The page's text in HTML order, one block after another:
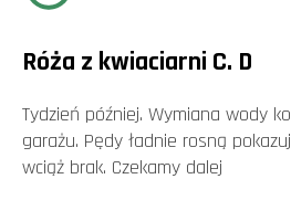
Róża z kwiaciarni C. D
Tydzień później. Wymiana wody
garażu. Pędy ładnie rosną
wciąż brak. Czekamy dalej